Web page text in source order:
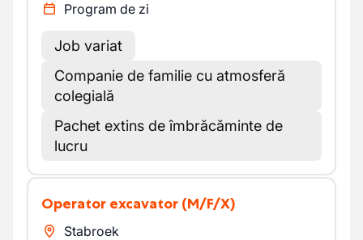
Program de zi
Job variat
Companie de familie cu atmosferă
colegială
Pachet extins de îmbrăcăminte de
lucru
Operator excavator (M/F/X)
Stabroek